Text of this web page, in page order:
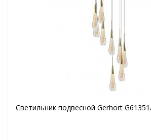
Светильник подвесной Gerhort